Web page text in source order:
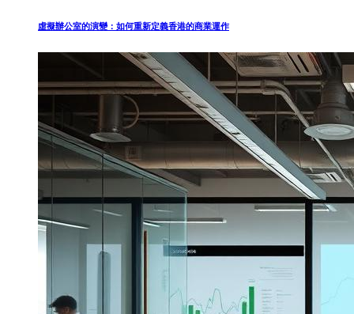
虛擬辦公室的演變：如何重新定義香港的商業運作